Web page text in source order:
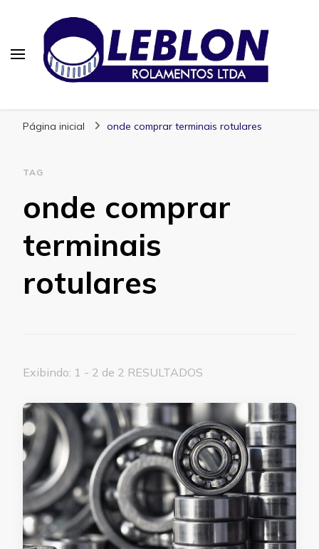
Página inicial onde comprar terminais rotulares
TAG
onde comprar
terminais
rotulares
Exibindo: 1 - 2 de 2 RESULTADOS